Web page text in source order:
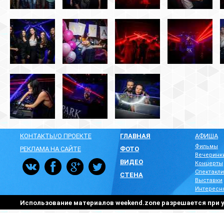
КОНТАКТЫ/О ПРОЕКТЕ
РЕКЛАМА НА САЙТЕ
ГЛАВНАЯ
ФОТО
ВИДЕО
СТЕНА
АФИША
Фильмы
Концерты
Спектакли
Выставки
Использование материалов weekend.zone разрешается